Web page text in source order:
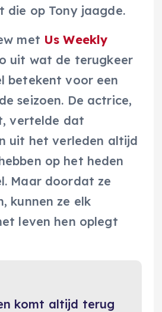
die op Tony jaagde.
met Us Weekly
uit wat de terugkeer
betekent voor een
seizoen. De actrice,
vertelde dat
uit het verleden altijd
op het heden
Maar doordat ze
kunnen ze elk
leven hen oplegt
komt altijd terug